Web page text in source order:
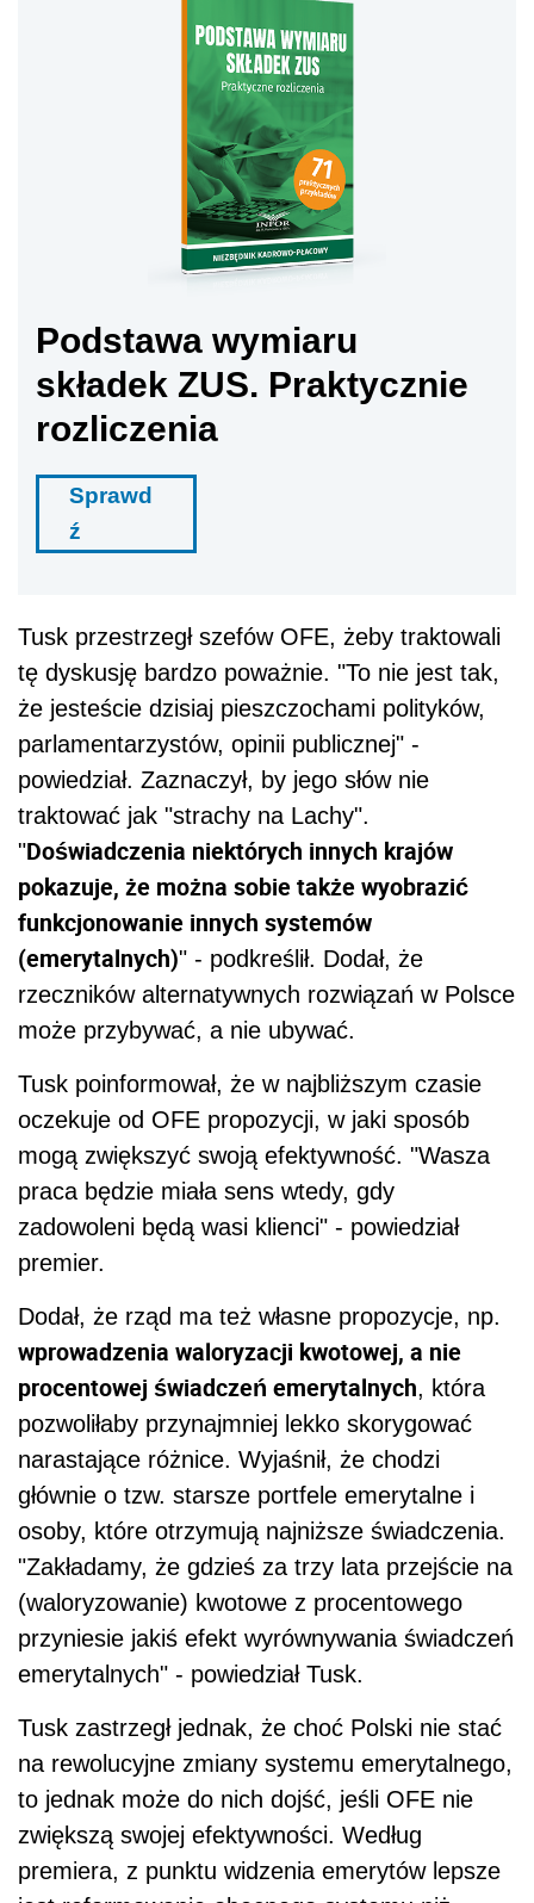
Podstawa wymiaru
składek ZUS. Praktycznie
rozliczenia
Sprawd
ź
Tusk przestrzegł szefów OFE, żeby traktowali
tę dyskusję bardzo poważnie. "To nie jest tak,
że jesteście dzisiaj pieszczochami polityków,
parlamentarzystów, opinii publicznej" -
powiedział. Zaznaczył, by jego słów nie
traktować jak "strachy na Lachy".
"Doświadczenia niektórych innych krajów
pokazuje, że można sobie także wyobrazić
funkcjonowanie innych systemów
(emerytalnych)" - podkreślił. Dodał, że
rzeczników alternatywnych rozwiązań w Polsce
może przybywać, a nie ubywać.
Tusk poinformował, że w najbliższym czasie
oczekuje od OFE propozycji, w jaki sposób
mogą zwiększyć swoją efektywność. "Wasza
praca będzie miała sens wtedy, gdy
zadowoleni będą wasi klienci" - powiedział
premier.
Dodał, że rząd ma też własne propozycje, np.
wprowadzenia waloryzacji kwotowej, a nie
procentowej świadczeń emerytalnych, która
pozwoliłaby przynajmniej lekko skorygować
narastające różnice. Wyjaśnił, że chodzi
głównie o tzw. starsze portfele emerytalne i
osoby, które otrzymują najniższe świadczenia.
"Zakładamy, że gdzieś za trzy lata przejście na
(waloryzowanie) kwotowe z procentowego
przyniesie jakiś efekt wyrównywania świadczeń
emerytalnych" - powiedział Tusk.
Tusk zastrzegł jednak, że choć Polski nie stać
na rewolucyjne zmiany systemu emerytalnego,
to jednak może do nich dojść, jeśli OFE nie
zwiększą swojej efektywności. Według
premiera, z punktu widzenia emerytów lepsze